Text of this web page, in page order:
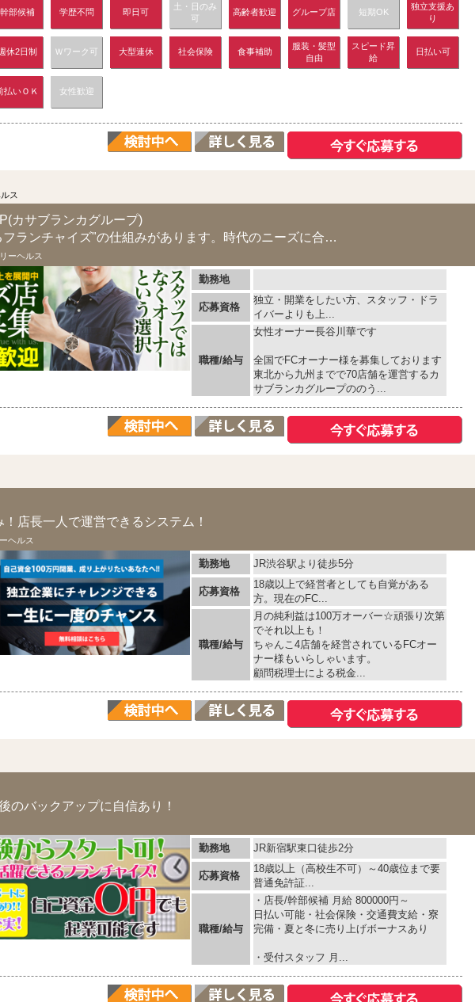
幹部候補 学歴不問 即日可
土・日のみ
可
高齢者歓迎 グループ店 短期OK
独立支援あ
り
休2日制 Ｗワーク可 大型連休 社会保険 食事補助
服装・髪型
自由
スピード昇
給
日払い可
払いＯＫ 女性歓迎
ス
カサブランカグループ)
コストを抑えた"儲かるフランチャイズ"の仕組みがあります。時代のニーズに合ったデリヘル...
ーヘルス
勤務地
応募資格
独立・開業をしたい方、スタッフ・ドラ
イバーよりも上...
職種/給与
女性オーナー長谷川華です
全国でFCオーナー様を募集しております
東北から九州までで70店舗を運営するカ
サブランカグループののう...
店長一人で運営できるシステム！
ヘルス
勤務地 JR渋谷駅より徒歩5分
応募資格
18歳以上で経営者としても自覚がある
方。現在のFC...
職種/給与
月の純利益は100万オーバー☆頑張り次第
でそれ以上も！
ちゃんこ4店舗を経営されているFCオー
ナー様もいらしゃいます。
顧問税理士による税金...
のバックアップに自信あり！
勤務地 JR新宿駅東口徒歩2分
応募資格
18歳以上（高校生不可）～40歳位まで要
普通免許証...
職種/給与
・店長/幹部候補 月給 800000円～
日払い可能・社会保険・交通費支給・寮
完備・夏と冬に売り上げボーナスあり
・受付スタッフ 月...